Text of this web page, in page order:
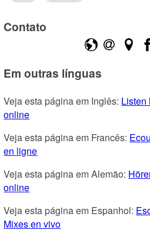
Contato
Em outras línguas
Veja esta página em Inglês: Listen
online
Veja esta página em Francês:
en ligne
Veja esta página em Alemão:
online
Veja esta página em Espanhol:
Mixes en vivo